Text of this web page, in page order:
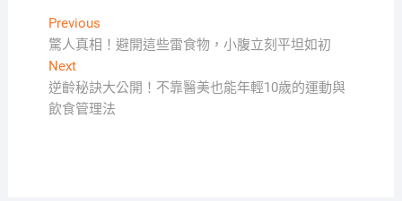
文
章
導
覽
PreviousPrevious
post:
驚人真相！避開這些雷食物，小腹立刻平坦如初
NextNext
post:
逆齡秘訣大公開！不靠醫美也能年輕10歲的運動與
飲食管理法